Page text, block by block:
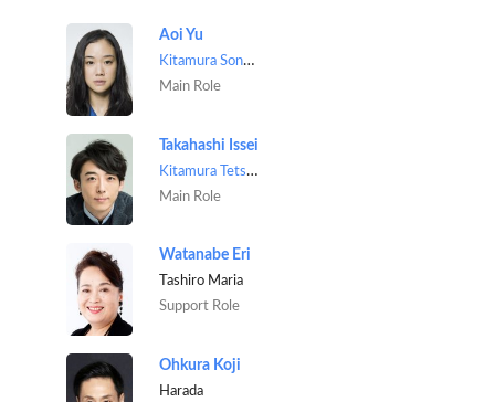
Aoi Yu
Kitamura Sonoka
Main Role
Takahashi Issei
Kitamura Tetsuo
Main Role
Watanabe Eri
Tashiro Maria
Support Role
Ohkura Koji
Harada